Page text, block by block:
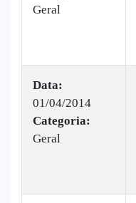
Geral
Data:
01/04/2014
Categoria:
Geral